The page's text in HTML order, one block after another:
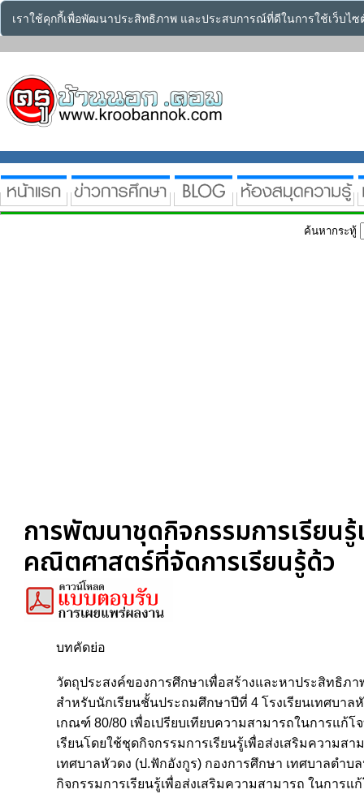
เราใช้คุกกี้เพื่อพัฒนาประสิทธิภาพ และประสบการณ์ที่ดีในการใช้เว็บไ
ค้นหากระทู้
การพัฒนาชุดกิจกรรมการเรียน
คณิตศาสตร์ที่จัดการเรียนรู้ด้ว
บทคัดย่อ
วัตถุประสงค์ของการศึกษาเพื่อสร้างและหาประสิทธิภ
สำหรับนักเรียนชั้นประถมศึกษาปีที่ 4 โรงเรียนเทศบา
เกณฑ์ 80/80 เพื่อเปรียบเทียบความสามารถในการแก้
เรียนโดยใช้ชุดกิจกรรมการเรียนรู้เพื่อส่งเสริมความ
เทศบาลหัวดง (ป.ฟักอังกูร) กองการศึกษา เทศบาลตำ
กิจกรรมการเรียนรู้เพื่อส่งเสริมความสามารถ ในการ